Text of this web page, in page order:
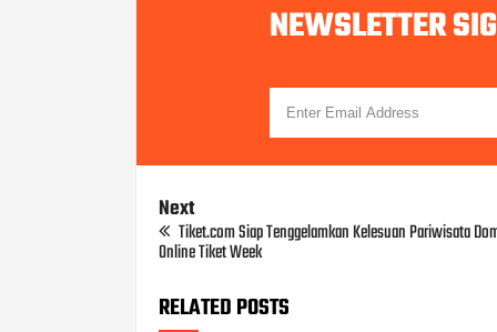
NEWSLETTER
Next
Tiket.com Siap Tenggelamkan Kelesuan Pariwisata
Online Tiket Week
RELATED POSTS